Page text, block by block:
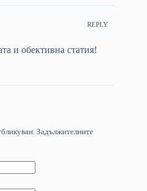
REPLY
и обективна статия!
Задължителните